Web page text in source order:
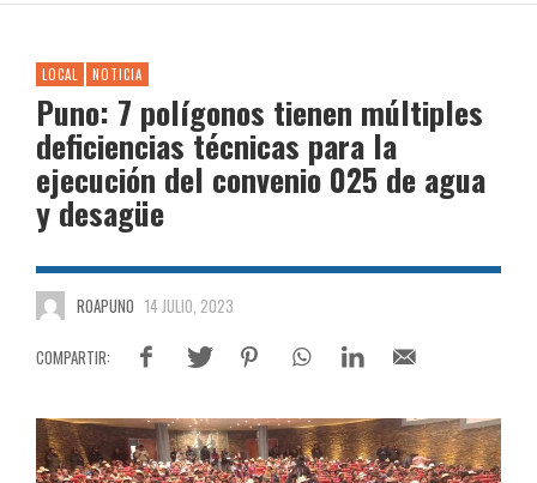
LOCAL NOTICIA
Puno: 7 polígonos tienen múltiples
deficiencias técnicas para la
ejecución del convenio 025 de agua
y desagüe
ROAPUNO 14 JULIO, 2023